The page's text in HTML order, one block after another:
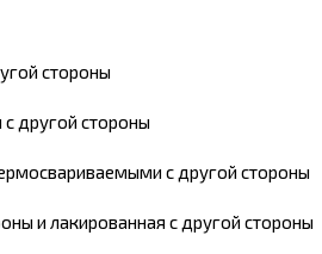
стороны
другой стороны
с другой стороны
и лакированная с другой стороны